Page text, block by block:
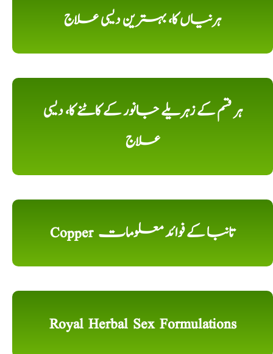
ہرنیاں کا، بہترین دیسی علاج
ہر قسم کے زہریلے جانور کے کاٹنے کا، دیسی
علاج
Copper تانبا کے فوائد معلومات
Royal Herbal Sex Formulations